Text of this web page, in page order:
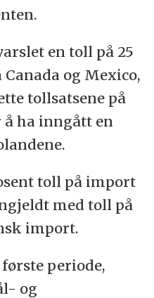
en toll på 25
og Mexico,
tollsatsene på
å ha inngått en
toll på import
med toll på
import.
periode,
og